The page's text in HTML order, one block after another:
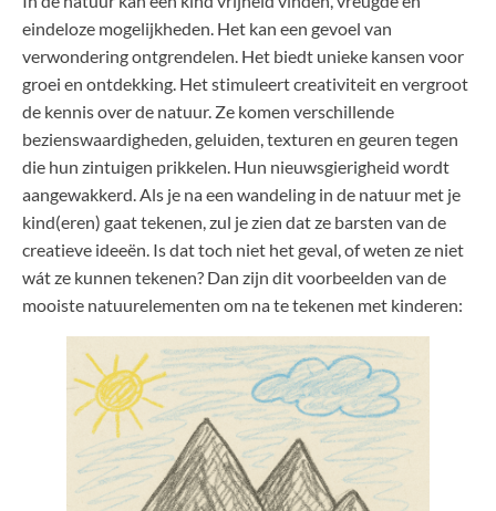
eindeloze mogelijkheden. Het kan een gevoel van
verwondering ontgrendelen. Het biedt unieke kansen voor
groei en ontdekking. Het stimuleert creativiteit en vergroot
de kennis over de natuur. Ze komen verschillende
bezienswaardigheden, geluiden, texturen en geuren tegen
die hun zintuigen prikkelen. Hun nieuwsgierigheid wordt
aangewakkerd. Als je na een wandeling in de natuur met je
kind(eren) gaat tekenen, zul je zien dat ze barsten van de
creatieve ideeën. Is dat toch niet het geval, of weten ze niet
wát ze kunnen tekenen? Dan zijn dit voorbeelden van de
mooiste natuurelementen om na te tekenen met kinderen: